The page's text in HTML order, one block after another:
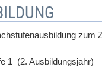
zum
1 (2. Ausbildungsjahr)